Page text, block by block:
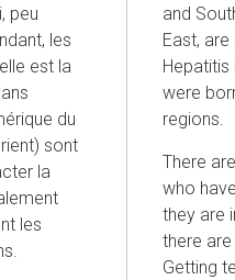
peu
les
est la
du
sont
la
les
and
East,
were
regions.
There
who
they are
there
Getting